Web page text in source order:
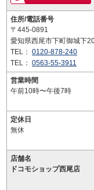
住所/電話番号
〒445-0891
愛知県西尾市下町御城下
TEL： 0120-878-240
TEL： 0563-55-3911
営業時間
午前10時〜午後7時
定休日
無休
店舗名
ドコモショップ西尾店